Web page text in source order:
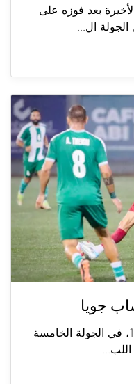
بعد فوزه على
جويا
فوز الأنصار على جويا الرياضي 2-1، في الجولة الخامسة